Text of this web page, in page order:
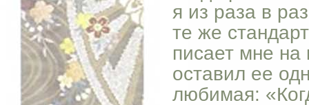
я из раза в
те же
писает мне на
оставил ее
любимая: